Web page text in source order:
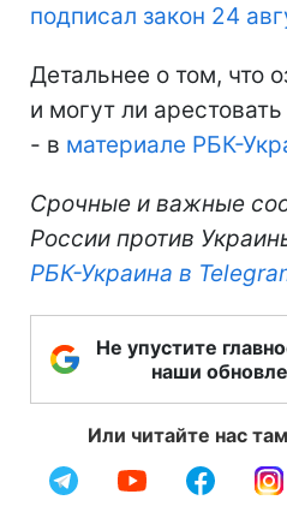
подписал закон 24
Детальнее о том, что
и могут ли
- в материале РБК-
Срочные и важные
России против
РБК-Украина в
Не упустите
наши
Или читайте нас